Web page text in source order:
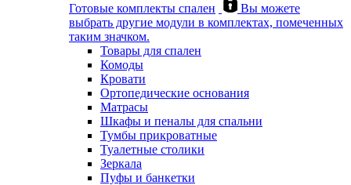
Готовые комплекты спален
Вы можете
выбрать другие модули в комплектах, помеченных
таким значком.
Товары для спален
Комоды
Кровати
Ортопедические основания
Матрасы
Шкафы и пеналы для спальни
Тумбы прикроватные
Туалетные столики
Зеркала
Пуфы и банкетки